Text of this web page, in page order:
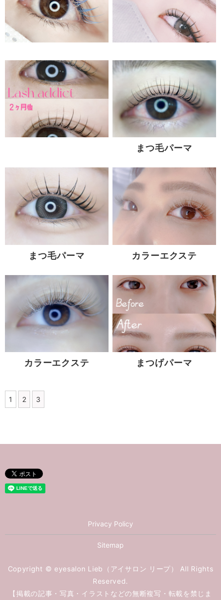
まつ毛パーマ
まつ毛パーマ カラーエクステ
カラーエクステ まつげパーマ
1 2 3
Privacy Policy
Sitemap
Copyright © eyesalon Lieb（アイサロン リープ） All Rights
Reserved.
【掲載の記事・写真・イラストなどの無断複写・転載を禁じま